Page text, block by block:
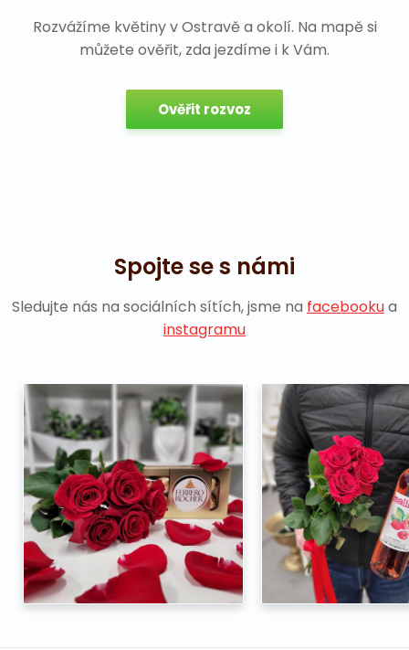
Rozvážíme květiny v Ostravě a okolí. Na mapě si
můžete ověřit, zda jezdíme i k Vám.
Ověřit rozvoz
Spojte se s námi
Sledujte nás na sociálních sítích, jsme na facebookua
instagramu